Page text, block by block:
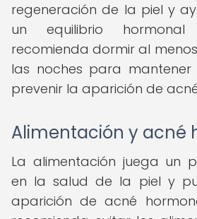
regeneración de la piel y
un equilibrio hormonal
recomienda dormir al
las noches para
prevenir la aparición de
Alimentación y acné
La alimentación juega un
en la salud de la piel y
aparición de acné